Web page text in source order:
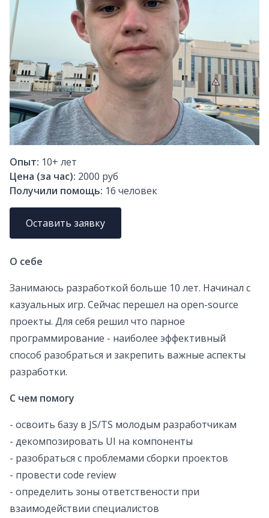
Опыт: 10+ лет
Цена (за час): 2000 руб
Получили помощь: 16 человек
Оставить заявку
О себе
Занимаюсь разработкой больше 10 лет. Начинал с
казуальных игр. Сейчас перешел на open-source
проекты. Для себя решил что парное
программирование - наиболее эффективный
способ разобраться и закрепить важные аспекты
разработки.
С чем помогу
- освоить базу в JS/TS молодым разработчикам
- декомпозировать UI на компоненты
- разобраться с проблемами сборки проектов
- провести code review
- определить зоны ответствености при
взаимодействии специалистов